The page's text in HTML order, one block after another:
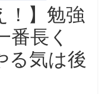
！】勉強
番長く
る気は後